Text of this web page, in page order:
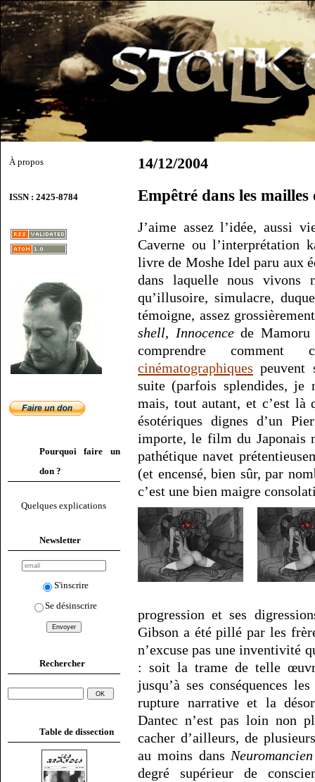
À propos
ISSN : 2425-8784
Pourquoi faire un
don ?
Quelques explications
Newsletter
S'inscrire
Se désinscrire
Rechercher
Table de dissection
14/12/2004
Empêtré dans les mailles
J’aime assez l’idée, aussi
Caverne ou l’interprétation
livre de Moshe Idel paru aux
dans laquelle nous vivons
qu’illusoire, simulacre,
témoigne, assez
shell, Innocencede Mamoru
comprendre
cinématographiques peuvent
suite (parfois splendides, je
mais, tout autant, et c’est là
ésotériques dignes d’un
importe, le film du Japonais
pathétique navet
(et encensé, bien sûr, par
c’est une bien maigre
progression et ses
Gibson a été pillé par les
n’excuse pas une inventivité
: soit la trame de telle
jusqu’à ses conséquences
rupture narrative et la
Dantec n’est pas loin non
cacher d’ailleurs, de
au moins dans Neuromancien
degré supérieur de